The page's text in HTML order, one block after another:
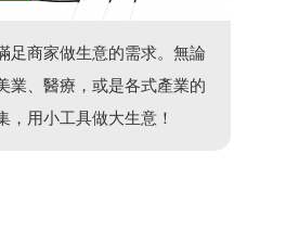
足商家做生意的需求。無論
業、醫療，或是各式產業的
，用小工具做大生意！